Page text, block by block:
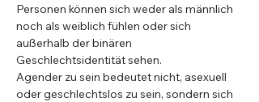
Personen können sich weder als männlich
noch als weiblich fühlen oder sich
außerhalb der binären
Geschlechtsidentität sehen.
Agender zu sein bedeutet nicht, asexuell
oder geschlechtslos zu sein, sondern sich